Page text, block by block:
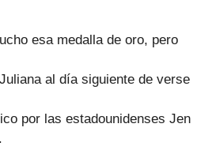
esa medalla de oro, pero
al día siguiente de verse
por las estadounidenses Jen